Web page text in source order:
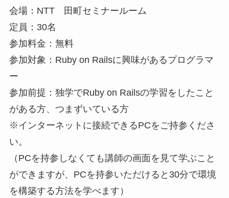
会場：NTT 田町セミナールーム
定員：30名
参加料金：無料
参加対象：Ruby on Railsに興味があるプログラマ
ー
参加前提：独学でRuby on Railsの学習をしたこと
がある方、つまずいている方
※インターネットに接続できるPCをご持参くださ
い。
（PCを持参しなくても講師の画面を見て学ぶこと
ができますが、PCを持参いただけると30分で環境
を構築する方法を学べます）